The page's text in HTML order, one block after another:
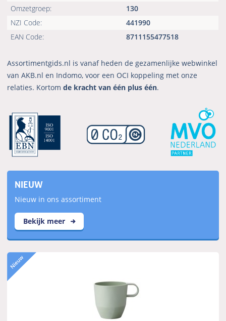
Omzetgroep:
130
NZI Code:
441990
EAN Code:
8711155477518
Assortimentgids.nl is vanaf heden de gezamenlijke webwinkel
van AKB.nl en Indomo, voor een OCI koppeling met onze
relaties. Kortomde kracht van één plus één.
NIEUW
Nieuw in ons assortiment
Bekijk meer